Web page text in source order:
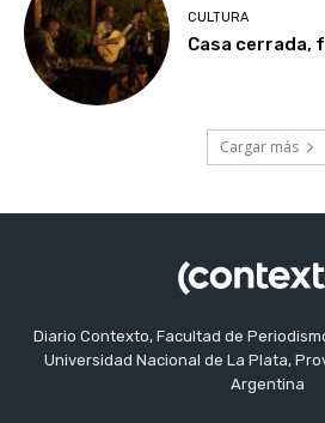
CULTURA
Casa cerrada,
Cargar más
Diario Contexto, Facultad de
Universidad Nacional de La Plata,
Argentina